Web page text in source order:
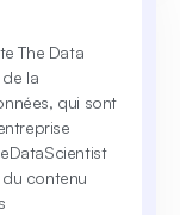
The Data
la
qui sont
contenu